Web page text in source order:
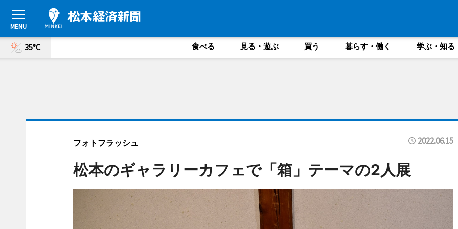
35°C 食べる 見る・遊ぶ 買う 暮らす・働く 学ぶ・知る
フォトフラッシュ 2022.06.15
松本のギャラリーカフェで「箱」テーマの2人展